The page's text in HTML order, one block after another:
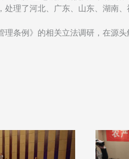
处理了河北、广东、山东、湖南
条例》的相关立法调研，在源头